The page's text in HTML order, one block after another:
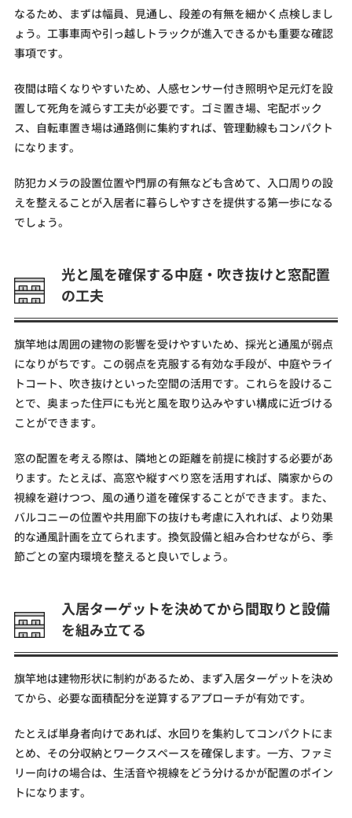
なるため、まずは幅員、見通し、段差の有無を細かく点検しまし
ょう。工事車両や引っ越しトラックが進入できるかも重要な確認
事項です。
夜間は暗くなりやすいため、人感センサー付き照明や足元灯を設
置して死角を減らす工夫が必要です。ゴミ置き場、宅配ボック
ス、自転車置き場は通路側に集約すれば、管理動線もコンパクト
になります。
防犯カメラの設置位置や門扉の有無なども含めて、入口周りの設
えを整えることが入居者に暮らしやすさを提供する第一歩になる
でしょう。
光と風を確保する中庭・吹き抜けと窓配置
の工夫
旗竿地は周囲の建物の影響を受けやすいため、採光と通風が弱点
になりがちです。この弱点を克服する有効な手段が、中庭やライ
トコート、吹き抜けといった空間の活用です。これらを設けるこ
とで、奥まった住戸にも光と風を取り込みやすい構成に近づける
ことができます。
窓の配置を考える際は、隣地との距離を前提に検討する必要があ
ります。たとえば、高窓や縦すべり窓を活用すれば、隣家からの
視線を避けつつ、風の通り道を確保することができます。また、
バルコニーの位置や共用廊下の抜けも考慮に入れれば、より効果
的な通風計画を立てられます。換気設備と組み合わせながら、季
節ごとの室内環境を整えると良いでしょう。
入居ターゲットを決めてから間取りと設備
を組み立てる
旗竿地は建物形状に制約があるため、まず入居ターゲットを決め
てから、必要な面積配分を逆算するアプローチが有効です。
たとえば単身者向けであれば、水回りを集約してコンパクトにま
とめ、その分収納とワークスペースを確保します。一方、ファミ
リー向けの場合は、生活音や視線をどう分けるかが配置のポイン
トになります。